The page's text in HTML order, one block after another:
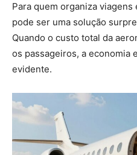
Para quem organiza
pode ser uma solução
Quando o custo total da
os passageiros, a economia
evidente.